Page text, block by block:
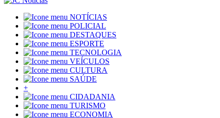
NOTÍCIAS
POLICIAL
DESTAQUES
ESPORTE
TECNOLOGIA
VEÍCULOS
CULTURA
SAÚDE
+
CIDADANIA
TURISMO
ECONOMIA